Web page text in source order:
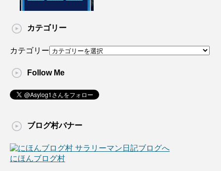
カテゴリー
カテゴリー
Follow Me
ブログ村バナー
にほんブログ村